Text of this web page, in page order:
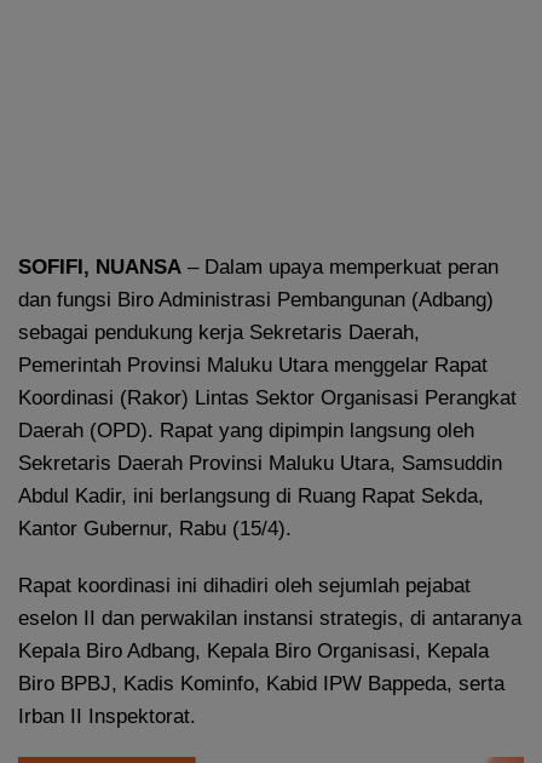
SOFIFI, NUANSA – Dalam upaya memperkuat peran
dan fungsi Biro Administrasi Pembangunan (Adbang)
sebagai pendukung kerja Sekretaris Daerah,
Pemerintah Provinsi Maluku Utara menggelar Rapat
Koordinasi (Rakor) Lintas Sektor Organisasi Perangkat
Daerah (OPD). Rapat yang dipimpin langsung oleh
Sekretaris Daerah Provinsi Maluku Utara, Samsuddin
Abdul Kadir, ini berlangsung di Ruang Rapat Sekda,
Kantor Gubernur, Rabu (15/4).
Rapat koordinasi ini dihadiri oleh sejumlah pejabat
eselon II dan perwakilan instansi strategis, di antaranya
Kepala Biro Adbang, Kepala Biro Organisasi, Kepala
Biro BPBJ, Kadis Kominfo, Kabid IPW Bappeda, serta
Irban II Inspektorat.